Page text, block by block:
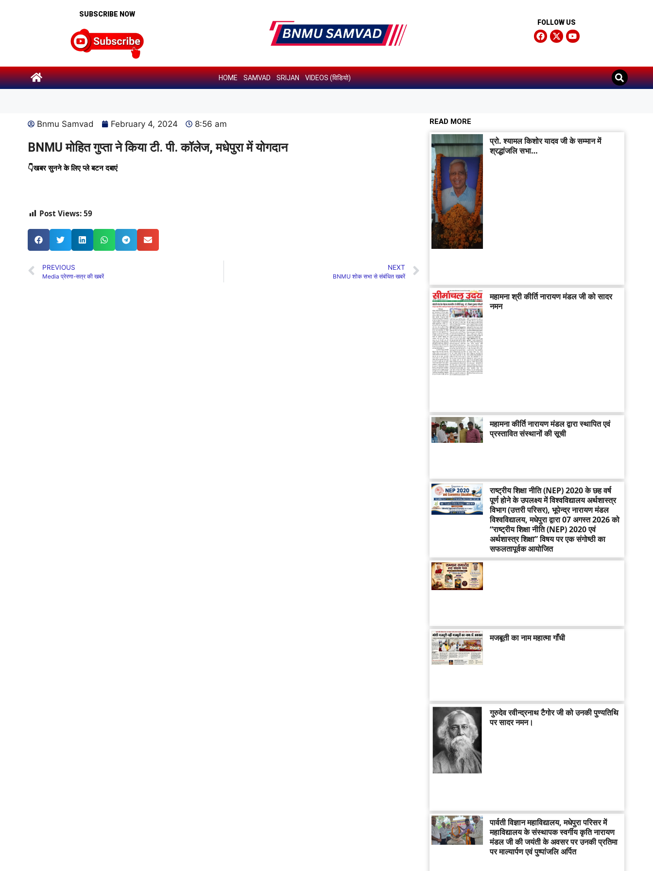
SUBSCRIBE NOW
FOLLOW US
HOME SAMVAD SRIJAN VIDEOS (विडियो)
Bnmu Samvad February 4, 2024 8:56 am
BNMU मोहित गुप्ता ने किया टी. पी. कॉलेज, मधेपुरा में योगदान
👇खबर सुनने के लिए प्ले बटन दबाएं
Post Views: 59
PREVIOUS
Media प्रेरणा-सत्र की खबरें
NEXT
BNMU शोक सभा से संबंधित खबरें
READ MORE
प्रो. श्यामल किशोर यादव जी के सम्मान में
श्रद्धांजलि सभा…
महामना श्री कीर्ति नारायण मंडल जी को सादर
नमन
महामना कीर्ति नारायण मंडल द्वारा स्थापित एवं
प्रस्तावित संस्थानों की सूची
राष्ट्रीय शिक्षा नीति (NEP) 2020 के छह वर्ष
पूर्ण होने के उपलक्ष्य में विश्वविद्यालय अर्थशास्त्र
विभाग (उत्तरी परिसर), भूपेन्द्र नारायण मंडल
विश्वविद्यालय, मधेपुरा द्वारा 07 अगस्त 2026 को
“राष्ट्रीय शिक्षा नीति (NEP) 2020 एवं
अर्थशास्त्र शिक्षा” विषय पर एक संगोष्ठी का
सफलतापूर्वक आयोजित
मजबूती का नाम महात्मा गाँधी
गुरुदेव रवीन्द्रनाथ टैगोर जी को उनकी पुण्यतिथि
पर सादर नमन।
पार्वती विज्ञान महाविद्यालय, मधेपुरा परिसर में
महाविद्यालय के संस्थापक स्वर्गीय कृति नारायण
मंडल जी की जयंती के अवसर पर उनकी प्रतिमा
पर माल्यार्पण एवं पुष्पांजलि अर्पित